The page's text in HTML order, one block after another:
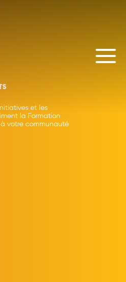
et les
la Formation
votre communauté